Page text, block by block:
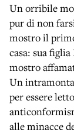
Un orribile
pur di non
mostro il
casa: sua
mostro
Un
per essere
alle minacce